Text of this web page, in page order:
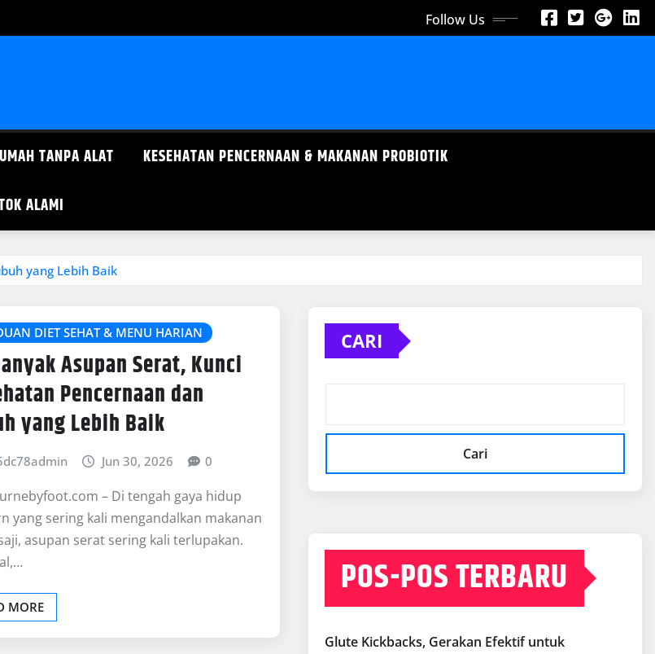
Follow Us
TANPA ALAT KESEHATAN PENCERNAAN & MAKANAN PROBIOTIK
ALAMI
yang Lebih Baik
DIET SEHAT & MENU HARIAN
Asupan Serat, Kunci
Pencernaan dan
yang Lebih Baik
Jun 30, 2026 0
– Di tengah gaya hidup
yang sering kali mengandalkan makanan
asupan serat sering kali terlupakan.
MORE
CARI
Cari
POS-POS TERBARU
Glute Kickbacks, Gerakan Efektif untuk